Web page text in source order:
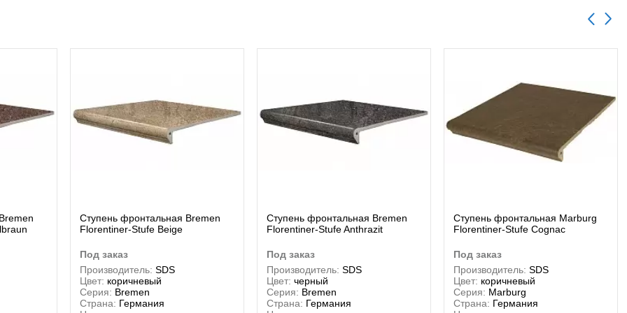
Ступень фронтальная Bremen
Florentiner-Stufe Beige
под заказ
Производитель: SDS
Цвет: коричневый
Серия: Bremen
Страна: Германия
Ступень фронтальная Bremen
Florentiner-Stufe Anthrazit
под заказ
Производитель: SDS
Цвет: черный
Серия: Bremen
Страна: Германия
Ступень фронтальная Marburg
Florentiner-Stufe Сognac
под заказ
Производитель: SDS
Цвет: коричневый
Серия: Marburg
Страна: Германия